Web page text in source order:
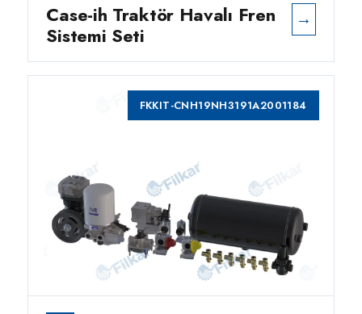
Case-ih Traktör Havalı Fren
Sistemi Seti
→
FKKIT-CNH19NH3191A2001184